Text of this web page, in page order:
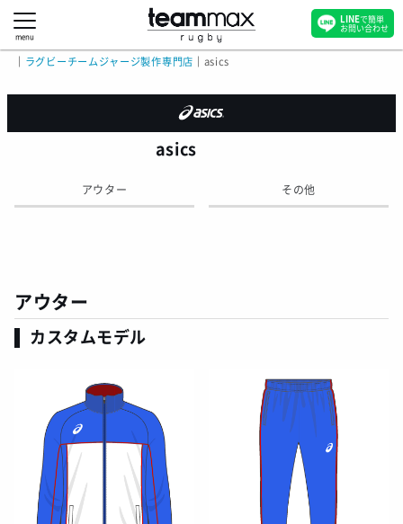
menu
ラグビーチームジャージ製作専門店 asics
asics
アウター その他
アウター
カスタムモデル
LINEで簡単
お問い合わせ